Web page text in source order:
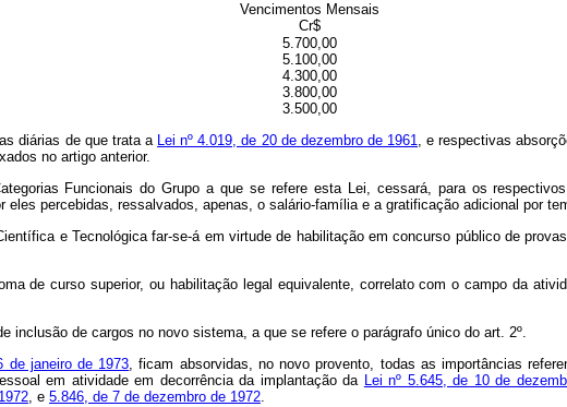
Vencimentos Mensais
Cr$
5.700,00
5.100,00
4.300,00
3.800,00
3.500,00
diárias de que trata a Lei nº 4.019, de 20 de dezembro de 1961, e respectivas
no artigo anterior.
Funcionais do Grupo a que se refere esta Lei, cessará, para os
percebidas, ressalvados, apenas, o salário-família e a gratificação adicional por
e Tecnológica far-se-á em virtude de habilitação em concurso público de
de curso superior, ou habilitação legal equivalente, correlato com o campo da
de cargos no novo sistema, a que se refere o parágrafo único do art. 2º.
de janeiro de 1973, ficam absorvidas, no novo provento, todas as importâncias
em atividade em decorrência da implantação da Lei nº 5.645, de 10 de
, e 5.846, de 7 de dezembro de 1972.